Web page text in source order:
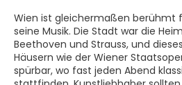
Wien ist gleichermaßen berühmt
seine Musik. Die Stadt war die
Beethoven und Strauss, und
Häusern wie der Wiener
spürbar, wo fast jeden Abend